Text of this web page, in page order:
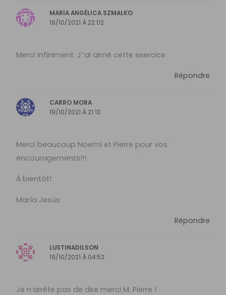
MARIA ANGÉLICA SZMALKO
19/10/2021 À 22:02
Merci infiniment. J”ai aimé cette exercice
Répondre
CARRO MORA
19/10/2021 À 21:13
Merci beaucoup Noemí et Pierre pour vos
encouragements!!!
À bientôt!
María Jesús
Répondre
LUSTINADILSON
19/10/2021 À 04:52
Je n’arrête pas de dire merci M. Pierre !